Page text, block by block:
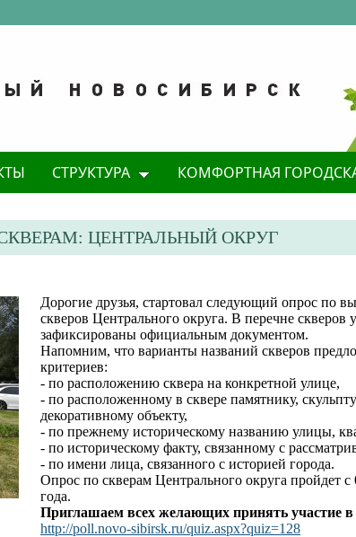
СТРУКТУРА КОМФОРТНАЯ
ЦЕНТРАЛЬНЫЙ ОКРУГ
Дорогие друзья, стартовал следующий опрос по
скверов Центрального округа. В перечне скверов
зафиксированы официальным документом.
Напомним, что варианты названий скверов
критериев:
- по расположению сквера на конкретной улице,
- по расположенному в сквере памятнику,
декоративному объекту,
- по прежнему историческому названию улицы,
- по историческому факту, связанному с
- по имени лица, связанного с историей города.
Опрос по скверам Центрального округа пройдет с
года.
Приглашаем всех желающих принять участие в
http://poll.novo-sibirsk.ru/quiz.aspx?quiz=128